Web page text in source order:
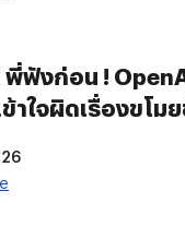
ฟังก่อน !
าใจผิดเรื่องขโม